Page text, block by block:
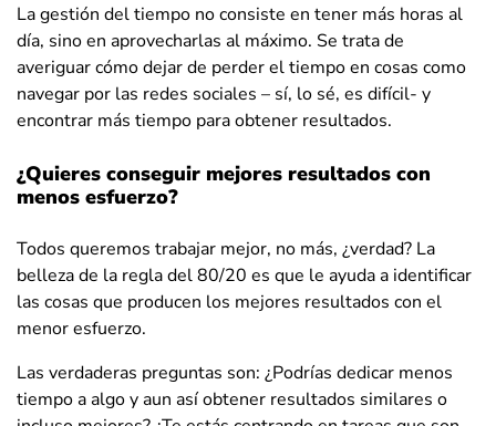
La gestión del tiempo no consiste en tener más horas al
día, sino en aprovecharlas al máximo. Se trata de
averiguar cómo dejar de perder el tiempo en cosas como
navegar por las redes sociales – sí, lo sé, es difícil- y
encontrar más tiempo para obtener resultados.
¿Quieres conseguir mejores resultados con
menos esfuerzo?
Todos queremos trabajar mejor, no más, ¿verdad? La
belleza de la regla del 80/20 es que le ayuda a identificar
las cosas que producen los mejores resultados con el
menor esfuerzo.
Las verdaderas preguntas son: ¿Podrías dedicar menos
tiempo a algo y aun así obtener resultados similares o